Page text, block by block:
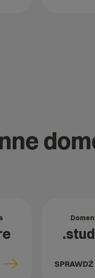
SPRAWDŹ